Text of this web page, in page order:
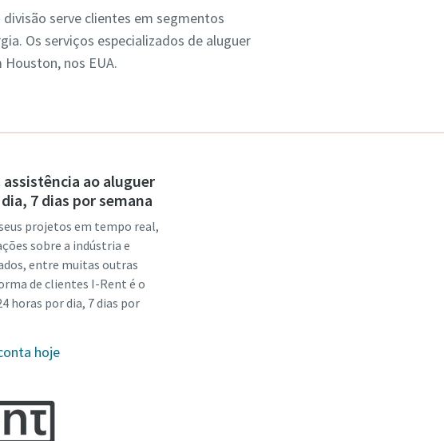
serve clientes em segmentos
Os serviços especializados de aluguer
nos EUA.
assistência ao aluguer
7 dias por semana
projetos em tempo real,
sobre a indústria e
entre muitas outras
de clientes I-Rent é o
horas por dia, 7 dias por
hoje